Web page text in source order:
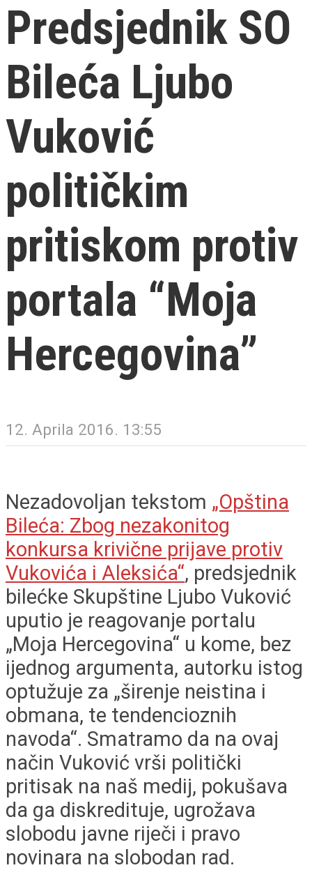
Predsjednik SO
Bileća Ljubo
Vuković
političkim
pritiskom protiv
portala “Moja
Hercegovina”
12. Aprila 2016. 13:55
Nezadovoljan tekstom „Opština
Bileća: Zbog nezakonitog
konkursa krivične prijave protiv
Vukovića i Aleksića“, predsjednik
bilećke Skupštine Ljubo Vuković
uputio je reagovanje portalu
„Moja Hercegovina“ u kome, bez
ijednog argumenta, autorku istog
optužuje za „širenje neistina i
obmana, te tendencioznih
navoda“. Smatramo da na ovaj
način Vuković vrši politički
pritisak na naš medij, pokušava
da ga diskredituje, ugrožava
slobodu javne riječi i pravo
novinara na slobodan rad.